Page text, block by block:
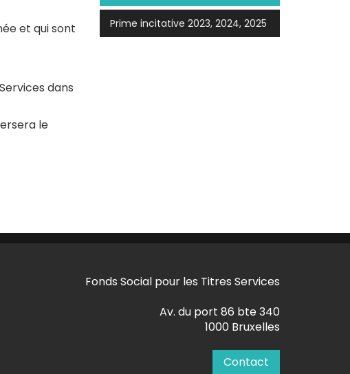
et qui sont
dans
le
Prime incitative 2023, 2024, 2025
Fonds Social pour les Titres Services
Av. du port 86 bte 340
1000 Bruxelles
Contact